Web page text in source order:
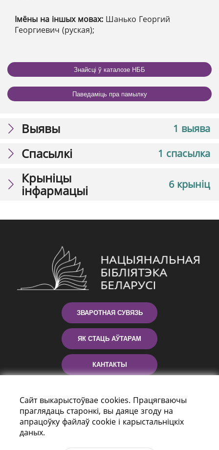
Імёны на іншых мовах: Шанько Георгий
Георгиевич (руская);
Знайсці ў каталозе НББ
Паведаміць пра памылку
1 выява
Выявы
1 спасылка
Спасылкі
6 крыніц
Крыніцы
інфармацыі
ЗВАРОТНАЯ СУВЯЗЬ
ЯК СТАЦЬ АЎТАРАМ
КАНТАКТЫ
Сайт выкарыстоўвае cookies. Працягваючы
праглядаць старонкі, вы даяце згоду на
апрацоўку файлаў cookie і карыстальніцкіх
даных.